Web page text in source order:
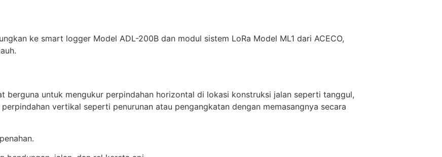
ke smart logger Model ADL-200B dan modul sistem LoRa Model ML1 dari ACECO,
berguna untuk mengukur perpindahan horizontal di lokasi konstruksi jalan seperti tanggul,
vertikal seperti penurunan atau pengangkatan dengan memasangnya secara